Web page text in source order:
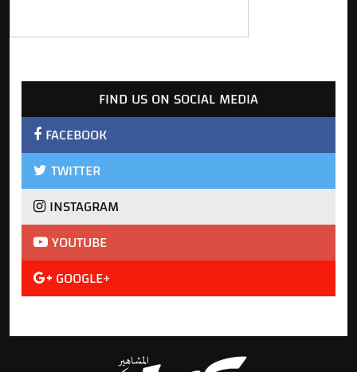
FIND US ON SOCIAL MEDIA
FACEBOOK
TWITTER
INSTAGRAM
YOUTUBE
GOOGLE+